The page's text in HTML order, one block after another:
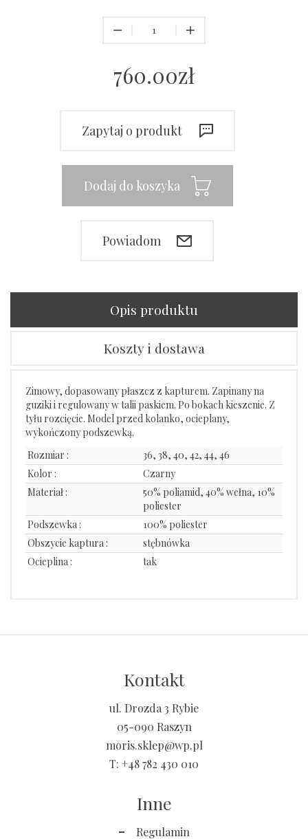
760.00zł
Zapytaj o produkt
Dodaj do koszyka
Powiadom
Opis produktu
Koszty i dostawa
Zimowy, dopasowany płaszcz z kapturem. Zapinany na
guziki i regulowany w talii paskiem. Po bokach kieszenie. Z
tyłu rozcięcie. Model przed kolanko, ocieplany,
wykończony podszewką.
Rozmiar :
36, 38, 40, 42, 44, 46
Kolor :
Czarny
Materiał :
50% poliamid, 40% wełna, 10%
poliester
Podszewka :
100% poliester
Obszycie kaptura :
stębnówka
Ocieplina :
tak
Kontakt
ul. Drozda 3 Rybie
05-090 Raszyn
moris.sklep@wp.pl
T: +48 782 430 010
Inne
Regulamin